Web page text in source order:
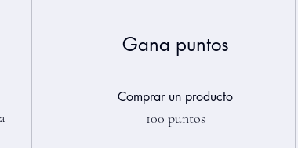
Gana puntos
Comprar un producto
100 puntos